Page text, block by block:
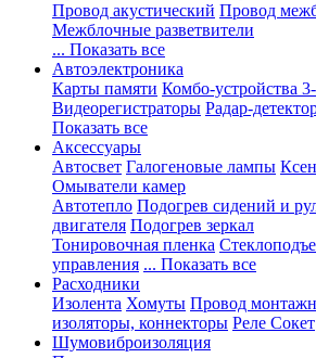
Провод акустический Провод
Межблочные разветвители
... Показать все
Автоэлектроника
Карты памяти Комбо-устройства
Видеорегистраторы Радар-
Показать все
Аксессуары
Автосвет Галогеновые лампы
Омыватели камер
Автотепло Подогрев сидений и
двигателя Подогрев зеркал
Тонировочная пленка
управления ... Показать все
Расходники
Изолента Хомуты Провод
изоляторы, коннекторы Реле Сокет
Шумовиброизоляция